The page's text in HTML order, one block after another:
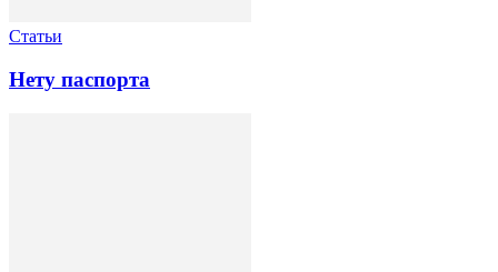
Статьи
Нету паспорта